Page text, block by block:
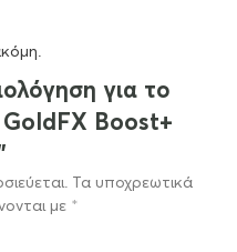
για το
GoldFX Boost+
Τα υποχρεωτικά
με *